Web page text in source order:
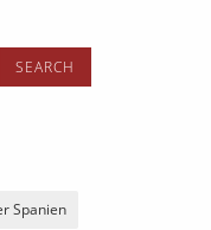
Spanien